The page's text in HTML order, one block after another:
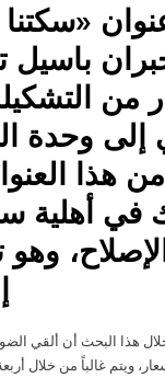
«سكتنا
من
إلى وحدة
من هذا
في أهلية
هذا البحث أن ألقي
ويتم غالباً من خلال